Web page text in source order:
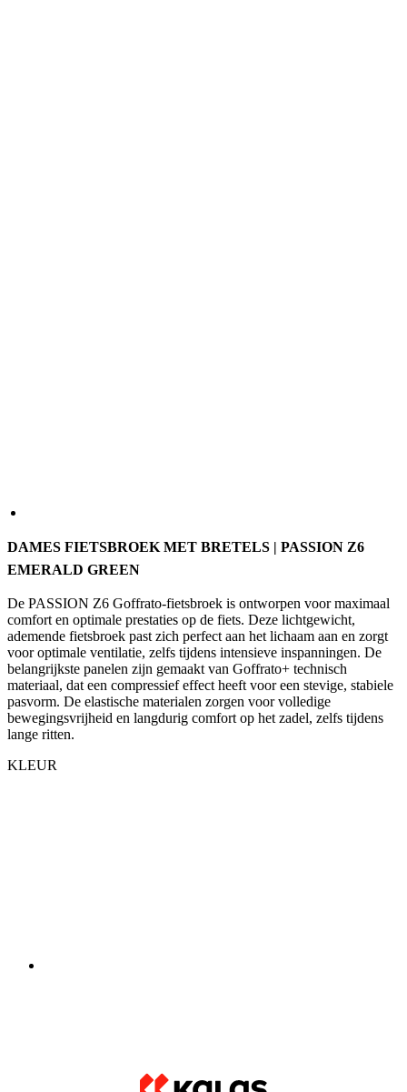
DAMES FIETSBROEK MET BRETELS | PASSION Z6
EMERALD GREEN
De PASSION Z6 Goffrato-fietsbroek is ontworpen voor maximaal
comfort en optimale prestaties op de fiets. Deze lichtgewicht,
ademende fietsbroek past zich perfect aan het lichaam aan en zorgt
voor optimale ventilatie, zelfs tijdens intensieve inspanningen. De
belangrijkste panelen zijn gemaakt van Goffrato+ technisch
materiaal, dat een compressief effect heeft voor een stevige, stabiele
pasvorm. De elastische materialen zorgen voor volledige
bewegingsvrijheid en langdurig comfort op het zadel, zelfs tijdens
lange ritten.
KLEUR